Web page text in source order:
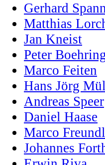
Gerhard
Matthias
Jan Kneist
Peter
Marco Feiten
Hans Jörg
Andreas Speer
Daniel Haase
Marco Freundl
Johannes